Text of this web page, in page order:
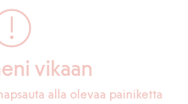
vikaan
alla olevaa painiketta